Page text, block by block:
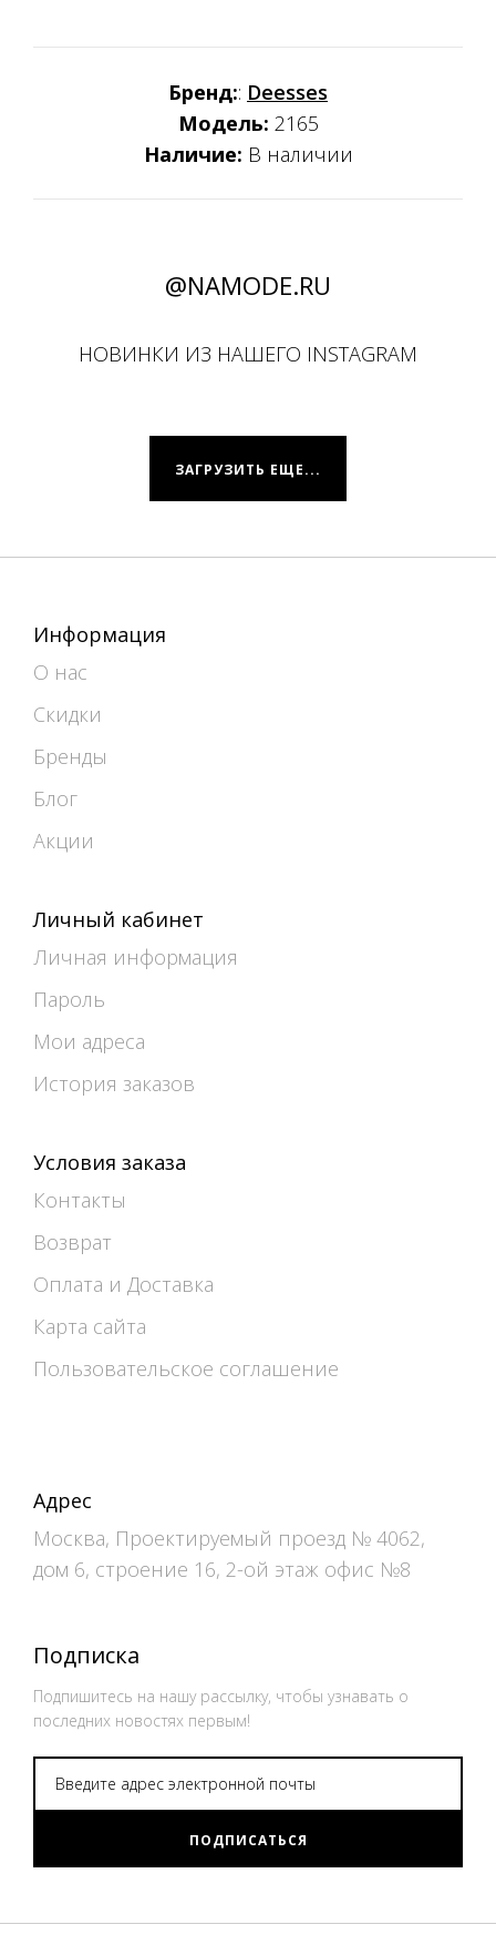
Бренд:: Deesses
Модель: 2165
Наличие: В наличии
@NAMODE.RU
НОВИНКИ ИЗ НАШЕГО INSTAGRAM
ЗАГРУЗИТЬ ЕЩЕ...
Информация
О нас
Скидки
Бренды
Блог
Акции
Личный кабинет
Личная информация
Пароль
Мои адреса
История заказов
Условия заказа
Контакты
Возврат
Оплата и Доставка
Карта сайта
Пользовательское соглашение
Адрес
Москва, Проектируемый проезд № 4062,
дом 6, строение 16, 2-ой этаж офис №8
Подписка
Подпишитесь на нашу рассылку, чтобы узнавать о
последних новостях первым!
ПОДПИСАТЬСЯ